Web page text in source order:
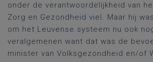
onder de verantwoordelijkheid van
Zorg en Gezondheid viel. Maar hij
om het Leuvense systeem nu ook
veralgemenen want dat was de
minister van Volksgezondheid en/of